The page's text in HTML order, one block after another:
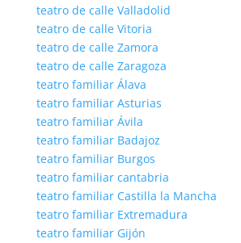
teatro de calle Valladolid
teatro de calle Vitoria
teatro de calle Zamora
teatro de calle Zaragoza
teatro familiar Álava
teatro familiar Asturias
teatro familiar Ávila
teatro familiar Badajoz
teatro familiar Burgos
teatro familiar cantabria
teatro familiar Castilla la Mancha
teatro familiar Extremadura
teatro familiar Gijón